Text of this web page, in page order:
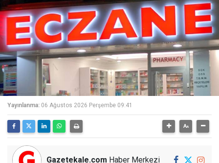
Yayınlanma: 06 Ağustos 2026 Perşembe 09:41
Gazetekale.com Haber Merkezi